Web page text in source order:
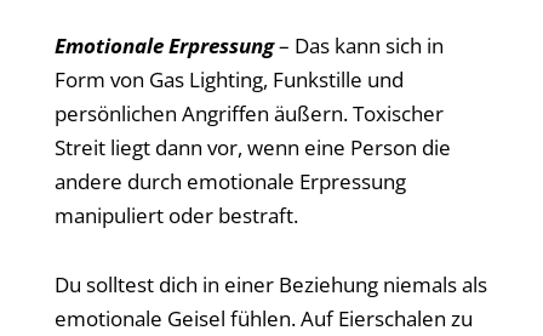
Emotionale Erpressung– Das kann sich in
Form von Gas Lighting, Funkstille und
persönlichen Angriffen äußern. Toxischer
Streit liegt dann vor, wenn eine Person die
andere durch emotionale Erpressung
manipuliert oder bestraft.
Du solltest dich in einer Beziehung niemals als
emotionale Geisel fühlen. Auf Eierschalen zu